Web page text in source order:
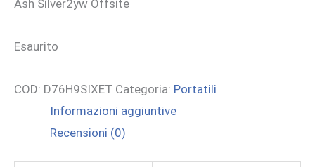
Ash Silver2yw Offsite
Esaurito
COD: D76H9SIXET Categoria: Portatili
Informazioni aggiuntive
Recensioni (0)